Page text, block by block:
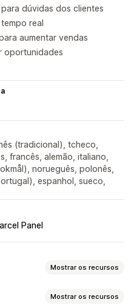
dúvidas dos clientes
real
aumentar vendas
oportunidades
(tradicional), tcheco,
francês, alemão, italiano,
norueguês, polonês,
espanhol, sueco,
Panel
Mostrar os recursos
Mostrar os recursos